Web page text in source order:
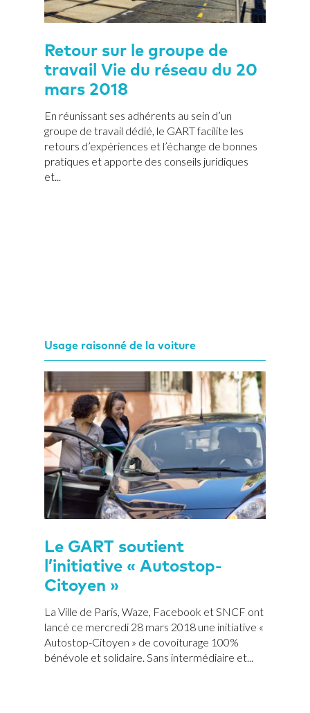
Retour sur le groupe de
travail Vie du réseau du 20
mars 2018
En réunissant ses adhérents au sein d’un
groupe de travail dédié, le GART facilite les
retours d’expériences et l’échange de bonnes
pratiques et apporte des conseils juridiques
et...
Usage raisonné de la voiture
Le GART soutient
l’initiative « Autostop-
Citoyen »
La Ville de Paris, Waze, Facebook et SNCF ont
lancé ce mercredi 28 mars 2018 une initiative «
Autostop-Citoyen » de covoiturage 100%
bénévole et solidaire. Sans intermédiaire et...